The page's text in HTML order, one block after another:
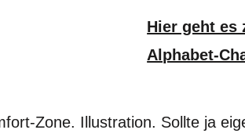
Hier geht es
Alphabet-
Zone. Illustration. Sollte ja